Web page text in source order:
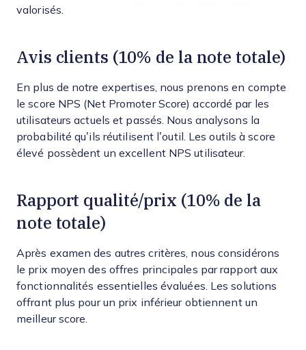
valorisés.
Avis clients (10% de la note totale)
En plus de notre expertises, nous prenons en compte
le score NPS (Net Promoter Score) accordé par les
utilisateurs actuels et passés. Nous analysons la
probabilité qu’ils réutilisent l’outil. Les outils à score
élevé possèdent un excellent NPS utilisateur.
Rapport qualité/prix (10% de la
note totale)
Après examen des autres critères, nous considérons
le prix moyen des offres principales par rapport aux
fonctionnalités essentielles évaluées. Les solutions
offrant plus pour un prix inférieur obtiennent un
meilleur score.